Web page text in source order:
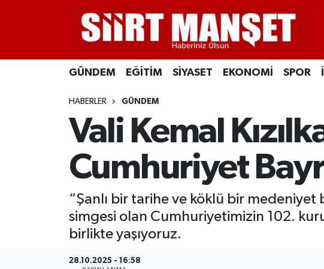
GÜNDEM EĞİTİM SİYASET EKONOMİ SPOR
HABERLER GÜNDEM
Vali Kemal
Cumhuriyet
“Şanlı bir tarihe ve köklü bir medeniyet
simgesi olan Cumhuriyetimizin 102.
birlikte yaşıyoruz.
28.10.2025 - 16:58
SİYASET
EKONOMİ
İLÇELER
KÜLTÜR-SANAT
SAĞLIK-YAŞAM
Siirt Nöbetçi Eczaneler
Siirt Hava Durumu
Siirt Namaz Vakitleri
Siirt Trafik Yoğunluk Haritası
Süper Lig Puan Durumu ve Fikstür
Tüm Manşetler
Son Dakika Haberleri
Haber Arşivi